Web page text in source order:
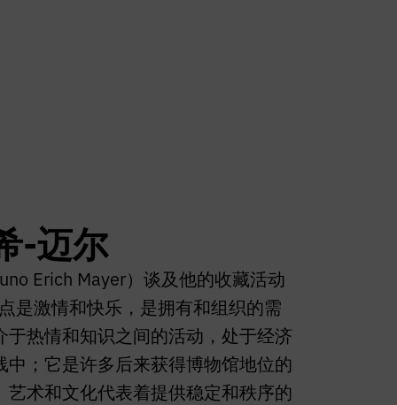
-迈尔
Erich Mayer）谈及他的收藏活动
是激情和快乐，是拥有和组织的需
热情和知识之间的活动，处于经济
；它是许多后来获得博物馆地位的
术和文化代表着提供稳定和秩序的